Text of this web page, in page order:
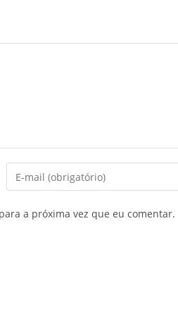
a próxima vez que eu comentar.